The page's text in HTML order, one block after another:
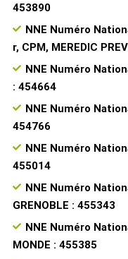
453890
NNE Numéro
r, CPM, MEREDIC
NNE Numéro
: 454664
NNE Numéro
454766
NNE Numéro
455014
NNE Numéro
GRENOBLE : 455343
NNE Numéro
MONDE : 455385